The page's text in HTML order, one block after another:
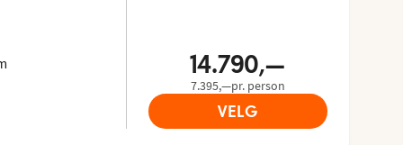
14.790,—
7.395,—pr. person
VELG